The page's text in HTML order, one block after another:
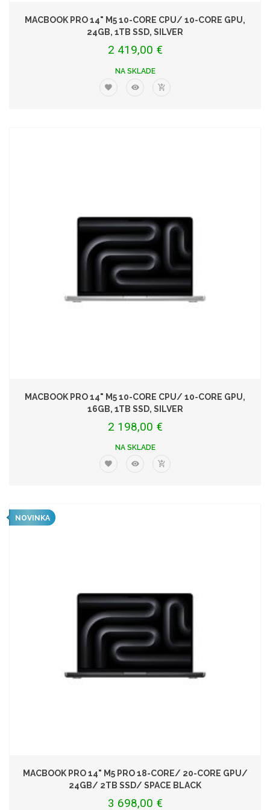
MACBOOK PRO 14" M5 10-CORE CPU/ 10-CORE GPU,
24GB, 1TB SSD, SILVER
2 419,00 €
NA SKLADE
MACBOOK PRO 14" M5 10-CORE CPU/ 10-CORE GPU,
16GB, 1TB SSD, SILVER
2 198,00 €
NA SKLADE
NOVINKA
MACBOOK PRO 14" M5 PRO 18-CORE/ 20-CORE GPU/
24GB/ 2TB SSD/ SPACE BLACK
3 698,00 €